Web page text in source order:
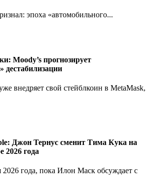
эпоха «автомобильного...
Moody’s прогнозирует
дестабилизации
внедряет свой стейблкоин в MetaMask,
Джон Тернус сменит Тима Кука на
2026 года
2026 года, пока Илон Маск обсуждает с